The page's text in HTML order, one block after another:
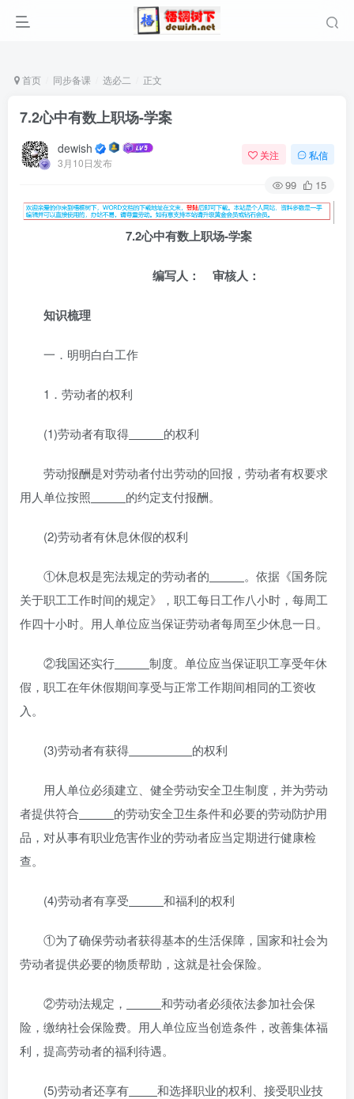
首页 同步备课 选必二 正文
7.2心中有数上职场-学案
dewish
3月10日发布
关注 私信
99 15
7.2心中有数上职场-学案
编写人： 审核人：
知识梳理
一．明明白白工作
1．劳动者的权利
(1)劳动者有取得 的权利
劳动报酬是对劳动者付出劳动的回报，劳动者有权要求
用人单位按照
的约定支付报酬。
(2)劳动者有休息休假的权利
①休息权是宪法规定的劳动者的
。依据《国务院
关于职工工作时间的规定》，职工每日工作八小时，每周工
作四十小时。用人单位应当保证劳动者每周至少休息一日。
②我国还实行
制度。单位应当保证职工享受年休
假，职工在年休假期间享受与正常工作期间相同的工资收
入。
(3)劳动者有获得 的权利
用人单位必须建立、健全劳动安全卫生制度，并为劳动
者提供符合
的劳动安全卫生条件和必要的劳动防护用
品，对从事有职业危害作业的劳动者应当定期进行健康检
查。
(4)劳动者有享受 和福利的权利
①为了确保劳动者获得基本的生活保障，国家和社会为
劳动者提供必要的物质帮助，这就是社会保险。
②劳动法规定，
和劳动者必须依法参加社会保
险，缴纳社会保险费。用人单位应当创造条件，改善集体福
利，提高劳动者的福利待遇。
(5)劳动者还享有
和选择职业的权利、接受职业技